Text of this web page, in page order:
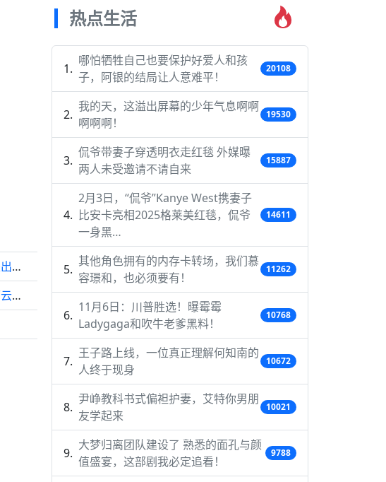
辣目洋子这辈子最后悔的事儿，可能就是出演《六姊妹》中的老六吧
全员演技在线，话说蔺飞白是不是《墨雨云间》中的狂徒一号呀？
热点生活
哪怕牺牲自己也要保护好爱人和孩
子，阿银的结局让人意难平！
20108
我的天，这溢出屏幕的少年气息啊啊
啊啊啊！
19530
侃爷带妻子穿透明衣走红毯 外媒曝
两人未受邀请不请自来
15887
2月3日，“侃爷”Kanye West携妻子
比安卡亮相2025格莱美红毯，侃爷
一身黑…
14611
其他角色拥有的内存卡转场，我们慕
容璟和，也必须要有！
11262
11月6日：川普胜选！曝霉霉
Ladygaga和吹牛老爹黑料！
10768
王子路上线，一位真正理解何知南的
人终于现身
10672
尹峥教科书式偏袒护妻，艾特你男朋
友学起来
10021
大梦归离团队建设了 熟悉的面孔与颜
值盛宴，这部剧我必定追看！
9788